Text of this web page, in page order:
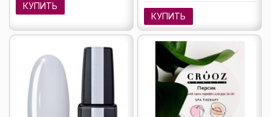
КУПИТЬ
КУПИТЬ